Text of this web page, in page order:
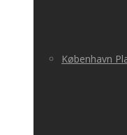
København